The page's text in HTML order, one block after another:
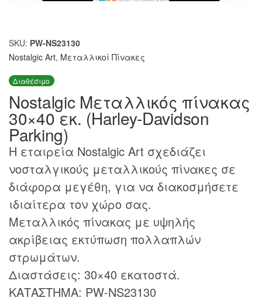
SKU: PW-NS23130
Nostalgic Art, Μεταλλικοί Πίνακες
Διαθέσιμο
Nostalgic Μεταλλικός πίνακας
30×40 εκ. (Harley-Davidson
Parking)
Η εταιρεία Nostalgic Art σχεδιάζει
νοσταλγικούς μεταλλικούς πίνακες σε
διάφορα μεγέθη, για να διακοσμήσετε
ιδιαίτερα τον χώρο σας.
Μεταλλικός πίνακας με υψηλής
ακρίβειας εκτύπωση πολλαπλών
στρωμάτων.
Διαστάσεις: 30×40 εκατοστά.
ΚΑΤΑΣΤΗΜΑ: PW-NS23130